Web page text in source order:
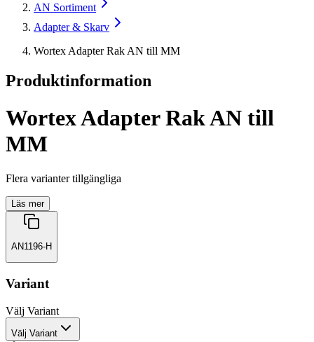
AN Sortiment
Adapter & Skarv
Wortex Adapter Rak AN till MM
Produktinformation
Wortex Adapter Rak AN till
MM
Flera varianter tillgängliga
Läs mer
AN1196-H
Variant
Välj Variant
Välj Variant